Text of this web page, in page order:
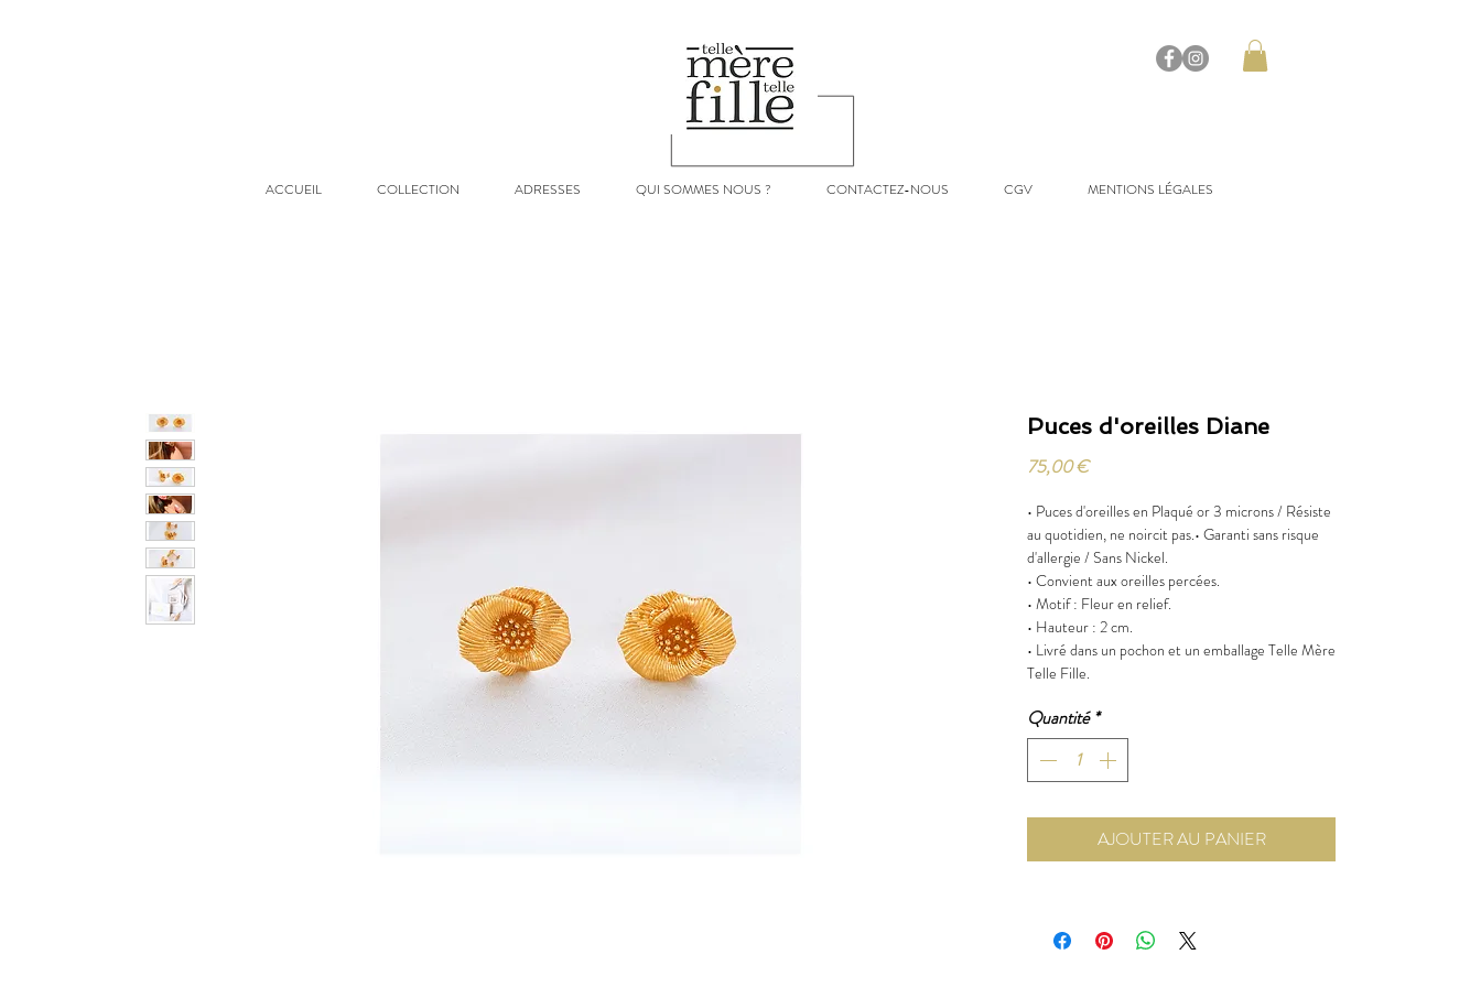
ACCUEIL COLLECTION ADRESSES QUI SOMMES NOUS ? CONTACTEZ-NOUS CGV MENTIONS LÉGALES
Puces d'oreilles Diane
75,00 €Prix
• Puces d'oreilles en Plaqué or 3 microns / Résiste
au quotidien, ne noircit pas.• Garanti sans risque
d'allergie / Sans Nickel.
• Convient aux oreilles percées.
• Motif : Fleur en relief.
• Hauteur : 2 cm.
• Livré dans un pochon et un emballage Telle Mère
Telle Fille.
Quantité *
AJOUTER AU PANIER